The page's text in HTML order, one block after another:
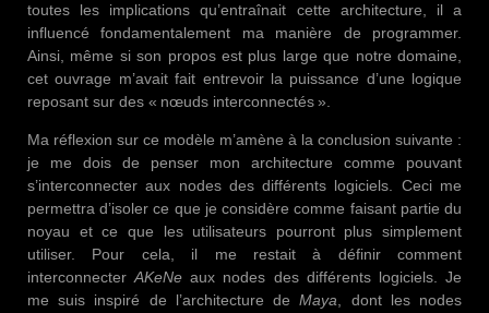
toutes les implications qu’entraînait cette architecture, il a
influencé fondamentalement ma manière de programmer.
Ainsi, même si son propos est plus large que notre domaine,
cet ouvrage m’avait fait entrevoir la puissance d’une logique
reposant sur des « nœuds interconnectés ».
Ma réflexion sur ce modèle m’amène à la conclusion suivante :
je me dois de penser mon architecture comme pouvant
s’interconnecter aux nodes des différents logiciels. Ceci me
permettra d’isoler ce que je considère comme faisant partie du
noyau et ce que les utilisateurs pourront plus simplement
utiliser. Pour cela, il me restait à définir comment
interconnecterAKeNe aux nodes des différents logiciels. Je
me suis inspiré de l’architecture deMaya, dont les nodes